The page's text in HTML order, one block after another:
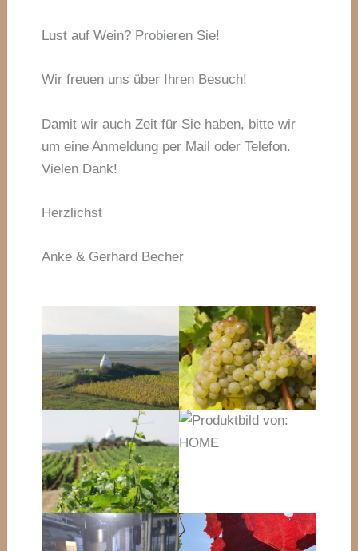
Lust auf Wein? Probieren Sie!
Wir freuen uns über Ihren Besuch!
Damit wir auch Zeit für Sie haben, bitte wir
um eine Anmeldung per Mail oder Telefon.
Vielen Dank!
Herzlichst
Anke & Gerhard Becher